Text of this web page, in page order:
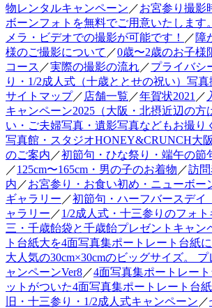
物レンタルキャンペーン ／お宮参り撮影
ボーンフォトを無料でご用意いたします。
メラ・ビデオでの撮影が可能です！ ／障
様のご撮影について ／0歳〜2歳のお子様
コース ／実際の撮影の流れ／プライバシ
り・1/2成人式（十歳ととせの祝い）写
サイトマップ／ 店舗一覧 ／年賀状2021 ／
キャンペーン2025（大阪・北摂近辺の方
い・ご夫婦写真・遺影写真などもお撮り
写真館・スタジオHONEY&CRUNCH大
のご案内 ／初節句・ひな祭り・端午の節
／125cm〜165cm・男の子のお着物 ／訪
内 ／お宮参り・お食い初め・ニューボー
ギャラリー ／初節句・ハーフバースデイ
ャラリー ／1/2成人式・十三参りのフォ
三・千歳飴袋と千歳飴プレゼントキャン
ト台紙大を4面写真集ポートレート台紙
大人気の30cm×30cmのビッグサイズ。
ャンペーンVer8／4面写真集ポートレー
ットがついた4面写真集ポートレート台
旧・十三参り・1/2成人式キャンペーン ／